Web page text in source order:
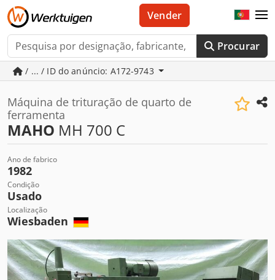
Procurar
Vender
/ ... / ID do anúncio: A172-9743
Máquina de trituração de quarto de
ferramenta
MAHO MH 700 C
Ano de fabrico
1982
Condição
Usado
Localização
Wiesbaden